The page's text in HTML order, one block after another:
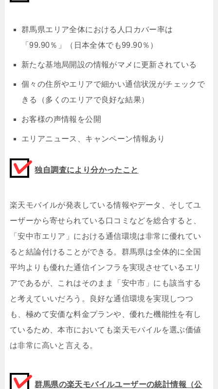
群馬県エリア全体における人口カバー率は
「99.90％」（日本全体でも99.90％）
新たな基地局開設の情報がマメに更新されている
個々の住所やエリアで細かい通信状況がチェックで
きる（多くのエリアで良好な結果）
お客様の声情報を公開
エリアニュース、キャンペーン情報あり
独自調査により分かったこと
楽天モバイルが発表している情報やデータ、そしてユ
ーザーから寄せられている口コミなどを総合すると、
「安中市エリア」における通信環境は非常に優れてい
ると結論付けることができる。群馬県は全体的に全国
平均よりも優れた通信インフラを実現させているエリ
アであるが、これはそのまま「安中市」にも該当する
と考えていいだろう。良好な通信環境を実現しつつ
も、極めて安価な料金プランや、優れた機能性を有し
ているため、本市においても楽天モバイルを選ぶ価値
は非常に高いと言える。
群馬県の楽天モバイルユーザーの統計情報（公